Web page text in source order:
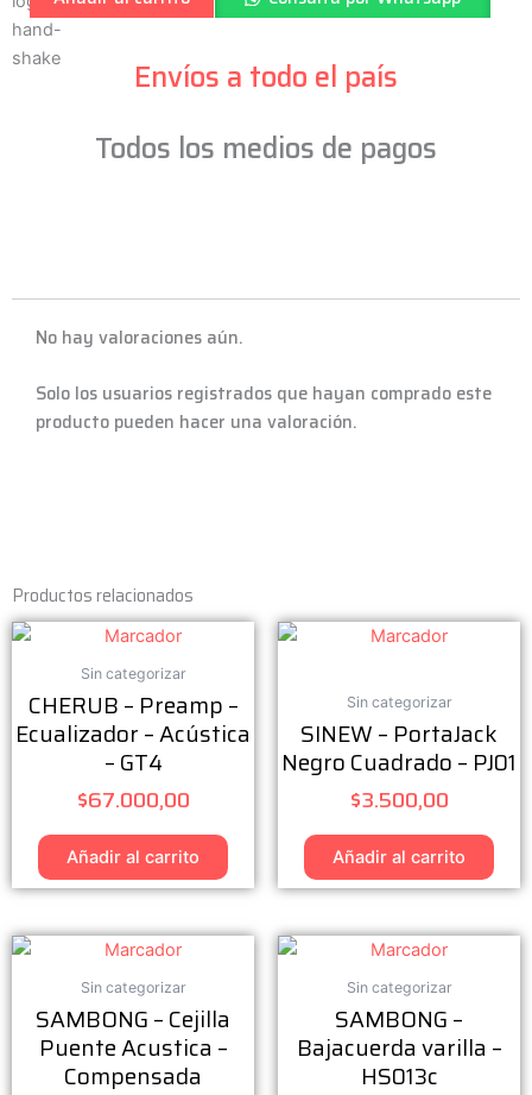
-
Classic
-
Envíos a todo el país
Todos los medios de pagos
No hay valoraciones aún.
Solo los usuarios registrados que hayan comprado este
producto pueden hacer una valoración.
Productos relacionados
Sin categorizar
CHERUB – Preamp –
Ecualizador – Acústica
– GT4
$67.000,00
Añadir al carrito
Sin categorizar
SINEW – PortaJack
Negro Cuadrado – PJ01
$3.500,00
Añadir al carrito
Sin categorizar
SAMBONG – Cejilla
Puente Acustica –
Compensada
Sin categorizar
SAMBONG –
Bajacuerda varilla –
HS013c